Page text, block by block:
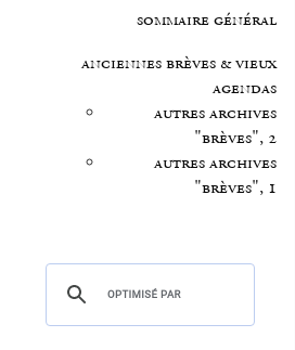
sommaire général
anciennes brèves & vieux
agendas
autres archives
"brèves", 2
autres archives
"brèves", 1